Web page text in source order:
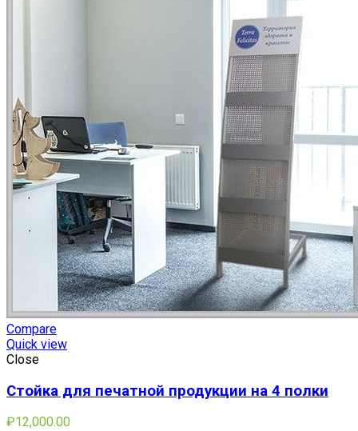
Compare
Quick view
Close
Стойка для печатной продукции на 4 полки
₽12,000.00